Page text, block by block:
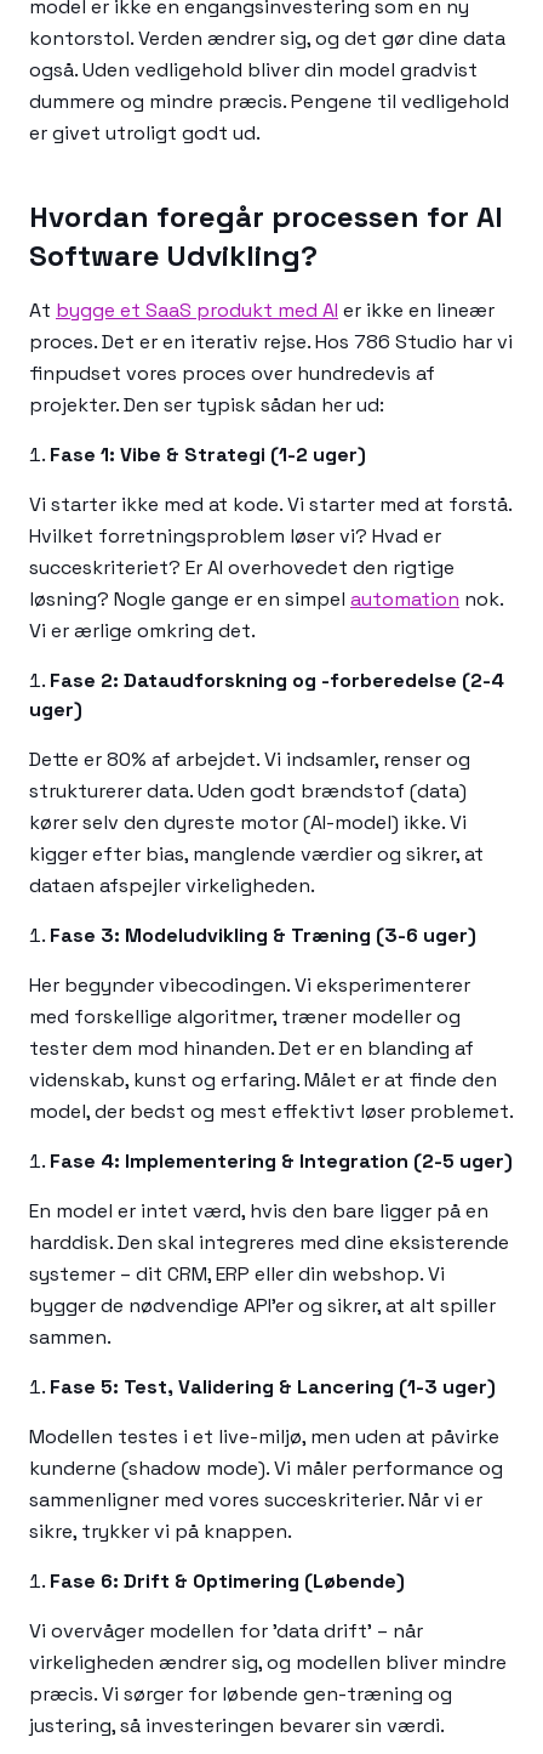
model er ikke en engangsinvestering som en ny
kontorstol. Verden ændrer sig, og det gør dine data
også. Uden vedligehold bliver din model gradvist
dummere og mindre præcis. Pengene til vedligehold
er givet utroligt godt ud.
Hvordan foregår processen for AI
Software Udvikling?
At bygge et SaaS produkt med AI er ikke en lineær
proces. Det er en iterativ rejse. Hos 786 Studio har vi
finpudset vores proces over hundredevis af
projekter. Den ser typisk sådan her ud:
Fase 1: Vibe & Strategi (1-2 uger)
Vi starter ikke med at kode. Vi starter med at forstå.
Hvilket forretningsproblem løser vi? Hvad er
succeskriteriet? Er AI overhovedet den rigtige
løsning? Nogle gange er en simpel automation nok.
Vi er ærlige omkring det.
Fase 2: Dataudforskning og -forberedelse (2-4
uger)
Dette er 80% af arbejdet. Vi indsamler, renser og
strukturerer data. Uden godt brændstof (data)
kører selv den dyreste motor (AI-model) ikke. Vi
kigger efter bias, manglende værdier og sikrer, at
dataen afspejler virkeligheden.
Fase 3: Modeludvikling & Træning (3-6 uger)
Her begynder vibecodingen. Vi eksperimenterer
med forskellige algoritmer, træner modeller og
tester dem mod hinanden. Det er en blanding af
videnskab, kunst og erfaring. Målet er at finde den
model, der bedst og mest effektivt løser problemet.
Fase 4: Implementering & Integration (2-5 uger)
En model er intet værd, hvis den bare ligger på en
harddisk. Den skal integreres med dine eksisterende
systemer – dit CRM, ERP eller din webshop. Vi
bygger de nødvendige API'er og sikrer, at alt spiller
sammen.
Fase 5: Test, Validering & Lancering (1-3 uger)
Modellen testes i et live-miljø, men uden at påvirke
kunderne (shadow mode). Vi måler performance og
sammenligner med vores succeskriterier. Når vi er
sikre, trykker vi på knappen.
Fase 6: Drift & Optimering (Løbende)
Vi overvåger modellen for 'data drift' – når
virkeligheden ændrer sig, og modellen bliver mindre
præcis. Vi sørger for løbende gen-træning og
justering, så investeringen bevarer sin værdi.